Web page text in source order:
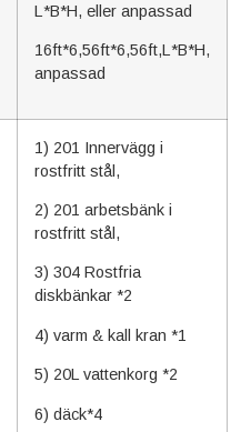
L*B*H, eller anpassad
16ft*6,56ft*6,56ft,L*B*H,
anpassad
1) 201 Innervägg i
rostfritt stål,
2) 201 arbetsbänk i
rostfritt stål,
3) 304 Rostfria
diskbänkar *2
4) varm & kall kran *1
5) 20L vattenkorg *2
6) däck*4